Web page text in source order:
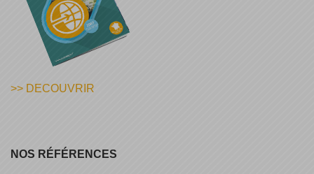
>> DECOUVRIR
NOS RÉFÉRENCES